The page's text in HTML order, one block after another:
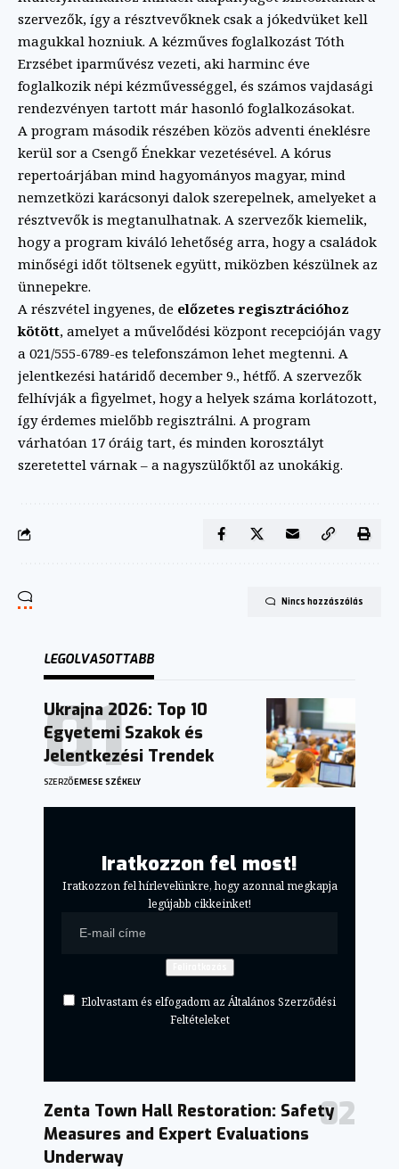
szervezők, így a résztvevőknek csak a jókedvüket kell
magukkal hozniuk. A kézműves foglalkozást Tóth
Erzsébet iparművész vezeti, aki harminc éve
foglalkozik népi kézművességgel, és számos vajdasági
rendezvényen tartott már hasonló foglalkozásokat.
A program második részében közös adventi éneklésre
kerül sor a Csengő Énekkar vezetésével. A kórus
repertoárjában mind hagyományos magyar, mind
nemzetközi karácsonyi dalok szerepelnek, amelyeket a
résztvevők is megtanulhatnak. A szervezők kiemelik,
hogy a program kiváló lehetőség arra, hogy a családok
minőségi időt töltsenek együtt, miközben készülnek az
ünnepekre.
A részvétel ingyenes, de előzetes regisztrációhoz
kötött, amelyet a művelődési központ recepcióján vagy
a 021/555-6789-es telefonszámon lehet megtenni. A
jelentkezési határidő december 9., hétfő. A szervezők
felhívják a figyelmet, hogy a helyek száma korlátozott,
így érdemes mielőbb regisztrálni. A program
várhatóan 17 óráig tart, és minden korosztályt
szeretettel várnak – a nagyszülőktől az unokákig.
Nincs hozzászólás
LEGOLVASOTTABB
Ukrajna 2026: Top 10
Egyetemi Szakok és
Jelentkezési Trendek
SZERZŐEMESE SZÉKELY
Iratkozzon fel most!
Iratkozzon fel hírlevelünkre, hogy azonnal megkapja
legújabb cikkeinket!
Elolvastam és elfogadom az Általános Szerződési
Feltételeket
Zenta Town Hall Restoration: Safety
Measures and Expert Evaluations
Underway